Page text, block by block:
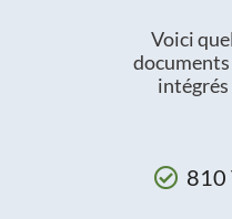
Voici
documents
810